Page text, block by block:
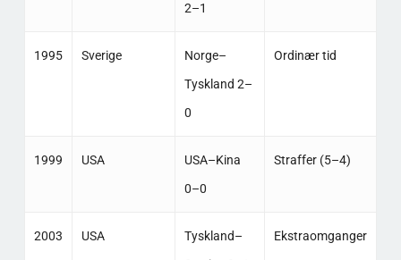
2–1
1995 Sverige
Norge–
Tyskland 2–
0
Ordinær tid
1999 USA
USA–Kina
0–0
Straffer (5–4)
2003 USA
Tyskland–
Ekstraomganger